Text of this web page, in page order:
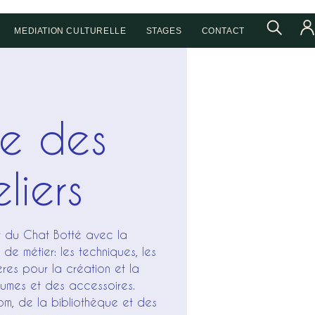
MEDIATION CULTURELLE STAGES CONTACT
des
du Chat Botté avec la
métier: les techniques, les
pour la création et la
et des accessoires.
de la bibliothèque et des